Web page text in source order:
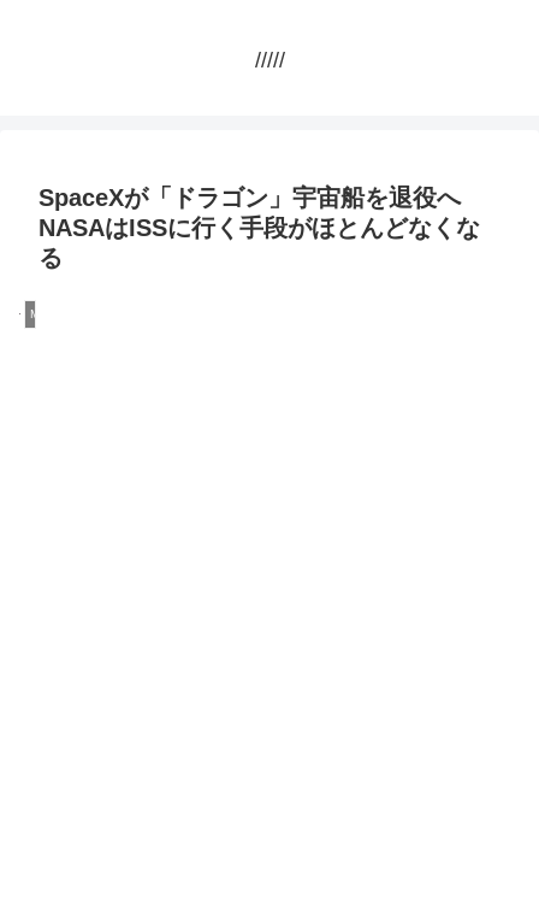
/////
SpaceXが「ドラゴン」宇宙船を退役へ
NASAはISSに行く手段がほとんどなくな
る
Money